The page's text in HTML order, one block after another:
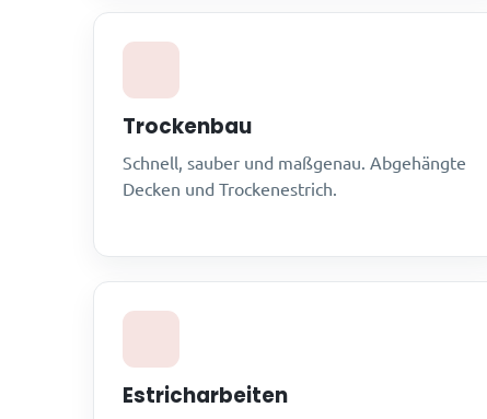
Trockenbau
Schnell, sauber und maßgenau. Abgehängte
Decken und Trockenestrich.
Estricharbeiten